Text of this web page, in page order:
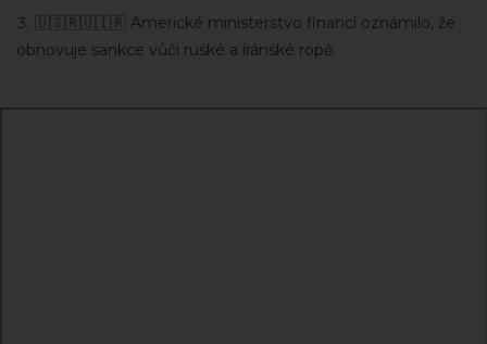
🇺🇸🇷🇺🇮🇷 Americké ministerstvo financí oznámilo, že
obnovuje sankce vůči ruské a íránské ropě.